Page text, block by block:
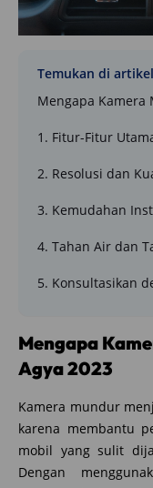
Temukan di
Mengapa Kamera
1. Fitur-Fitur
2. Resolusi dan
3. Kemudahan
4. Tahan Air dan
5. Konsultasikan
Mengapa
Agya 2023
Kamera mundur
karena membantu
mobil yang sulit
Dengan